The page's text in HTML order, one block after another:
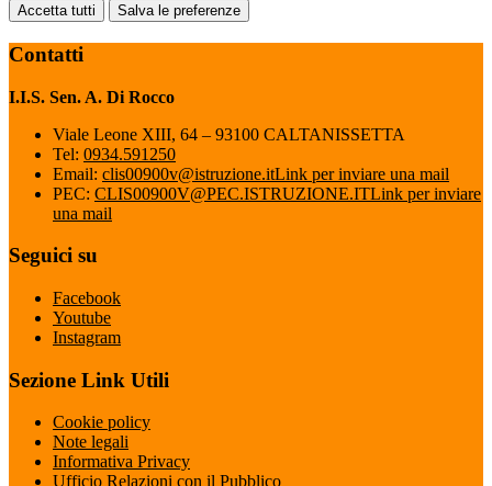
Accetta tutti Salva le preferenze
Contatti
I.I.S. Sen. A. Di Rocco
Viale Leone XIII, 64 – 93100 CALTANISSETTA
Tel: 0934.591250
Email: clis00900v@istruzione.itLink per inviare una mail
PEC: CLIS00900V@PEC.ISTRUZIONE.ITLink per inviare
una mail
Seguici su
Facebook
Youtube
Instagram
Sezione Link Utili
Cookie policy
Note legali
Informativa Privacy
Ufficio Relazioni con il Pubblico